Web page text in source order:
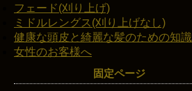
フェード(刈り上げ)
ミドルレングス(刈り上げなし)
健康な頭皮と綺麗な髪のための知識
女性のお客様へ
固定ページ